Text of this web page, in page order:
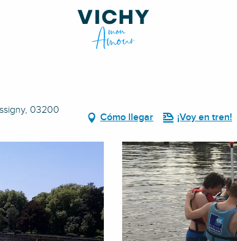
03200
Cómo llegar ¡Voy en tren!